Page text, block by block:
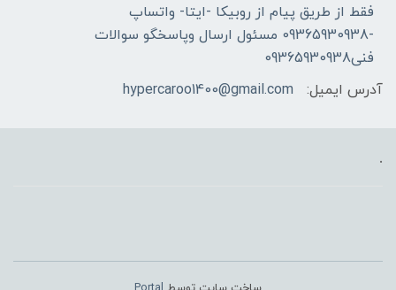
فقط از طریق پیام از روبیکا -ایتا- واتساپ
-09365930938 مسئول ارسال وپاسخگو سوالات
فنی09365930938
آدرس ایمیل:
hypercaroo1400@gmail.com
.